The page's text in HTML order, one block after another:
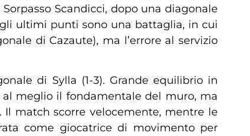
Scandicci, dopo una diagonale
ultimi punti sono una battaglia, in cui
di Cazaute), ma l’errore al servizio
di Sylla (1-3). Grande equilibrio in
meglio il fondamentale del muro, ma
match scorre velocemente, mentre le
come giocatrice di movimento per